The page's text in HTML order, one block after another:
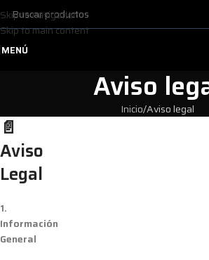
Skip to navigation
Skip to main content
MENÚ
Aviso
Inicio Aviso legal
📄
Aviso
Legal
1.
Información
General